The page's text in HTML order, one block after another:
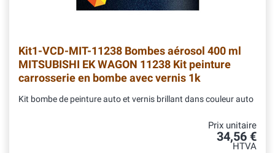
Kit1-VCD-MIT-11238 Bombes aérosol 400 ml
MITSUBISHI EK WAGON 11238 Kit peinture
carrosserie en bombe avec vernis 1k
Kit bombe de peinture auto et vernis brillant dans couleur auto
Prix unitaire
34,56 €
HTVA